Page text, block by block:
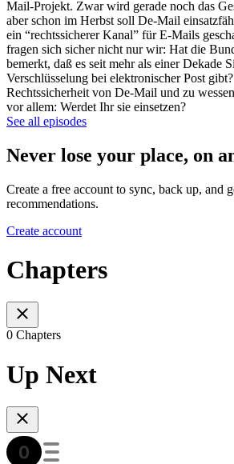
Mail-Projekt. Zwar wird gerade noch das
aber schon im Herbst soll De-Mail
ein “rechtssicherer Kanal” für E-Mails
fragen sich sicher nicht nur wir: Hat die
bemerkt, daß es seit mehr als einer Dekade
Verschlüsselung bei elektronischer Post
Rechtssicherheit von De-Mail und zu
vor allem: Werdet Ihr sie einsetzen?
See all episodes
Never lose your place, on
Create a free account to sync, back up, and
recommendations.
Create account
Chapters
0 Chapters
Up Next